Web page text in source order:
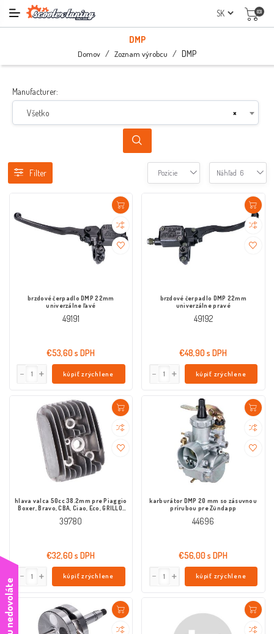
(0)
DMP
Domov / Zoznam výrobcu / DMP
Manufacturer:
×
Všetko
Filter Pozície Náhľad 6
brzdové čerpadlo DMP 22mm
univerzálne ľavé
49191
€53,60 s DPH
kúpiť zrýchlene
brzdové čerpadlo DMP 22mm
univerzálne pravé
49192
€48,90 s DPH
kúpiť zrýchlene
hlava valca 50cc 38.2mm pre Piaggio
Boxer, Bravo, CBA, Ciao, Eco, GRILLO,
39780
€32,60 s DPH
kúpiť zrýchlene
karburátor DMP 20 mm so zásuvnou
prírubou pre Zündapp
44696
€56,00 s DPH
kúpiť zrýchlene